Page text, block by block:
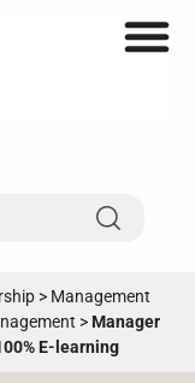
> Management
>Manager
E-learning